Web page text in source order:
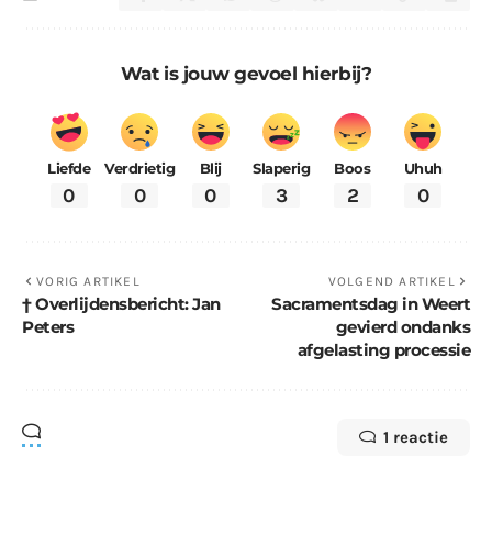
Wat is jouw gevoel hierbij?
Liefde
0
Verdrietig
0
Blij
0
Slaperig
3
Boos
2
Uhuh
0
VORIG ARTIKEL
† Overlijdensbericht: Jan
Peters
VOLGEND ARTIKEL
Sacramentsdag in Weert
gevierd ondanks
afgelasting processie
1 reactie